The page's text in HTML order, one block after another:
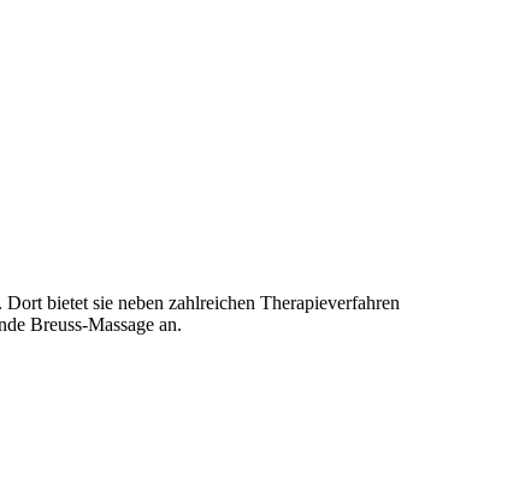
bietet sie neben zahlreichen Therapieverfahren
Breuss-Massage an.